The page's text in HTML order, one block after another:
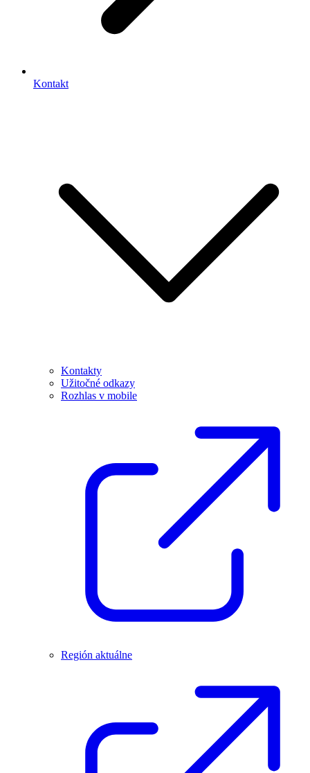
Kontakt
Kontakty
Užitočné odkazy
Rozhlas v mobile
Región aktuálne